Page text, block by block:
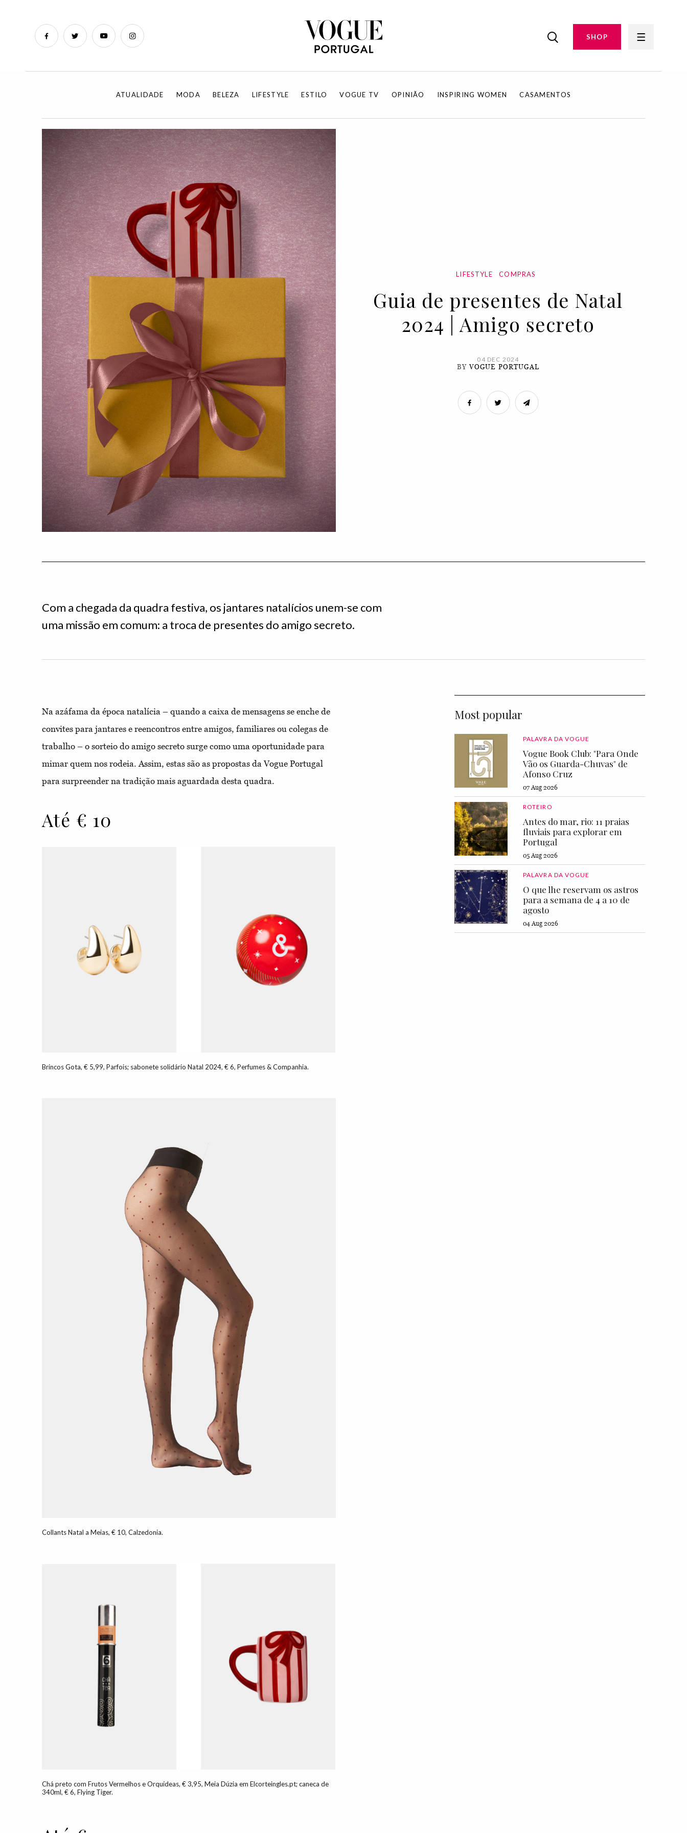
SHOP
ATUALIDADE MODA BELEZA LIFESTYLE ESTILO VOGUE TV OPINIÃO INSPIRING WOMEN CASAMENTOS
LIFESTYLE COMPRAS
Guia de presentes de Natal
2024 | Amigo secreto
04 DEC 2024
BYVOGUE PORTUGAL
Com a chegada da quadra festiva, os jantares natalícios unem-se com
uma missão em comum: a troca de presentes do amigo secreto.
Na azáfama da época natalícia – quando a caixa de mensagens se enche de
convites para jantares e reencontros entre amigos, familiares ou colegas de
trabalho – o sorteio do amigo secreto surge como uma oportunidade para
mimar quem nos rodeia. Assim, estas são as propostas da Vogue Portugal
para surpreender na tradição mais aguardada desta quadra.
Até € 10
Brincos Gota, € 5,99, Parfois; sabonete solidário Natal 2024, € 6, Perfumes & Companhia.
Collants Natal a Meias, € 10, Calzedonia.
Chá preto com Frutos Vermelhos e Orquídeas, € 3,95, Meia Dúzia em Elcorteingles.pt; caneca de
340ml, € 6, Flying Tiger.
Most popular
PALAVRA DA VOGUE
Vogue Book Club: "Para Onde
Vão os Guarda-Chuvas" de
Afonso Cruz
07 Aug 2026
ROTEIRO
Antes do mar, rio: 11 praias
fluviais para explorar em
Portugal
05 Aug 2026
PALAVRA DA VOGUE
O que lhe reservam os astros
para a semana de 4 a 10 de
agosto
04 Aug 2026